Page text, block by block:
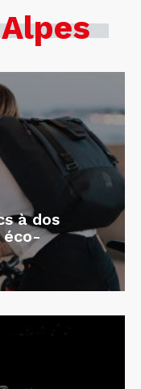
à dos
éco-